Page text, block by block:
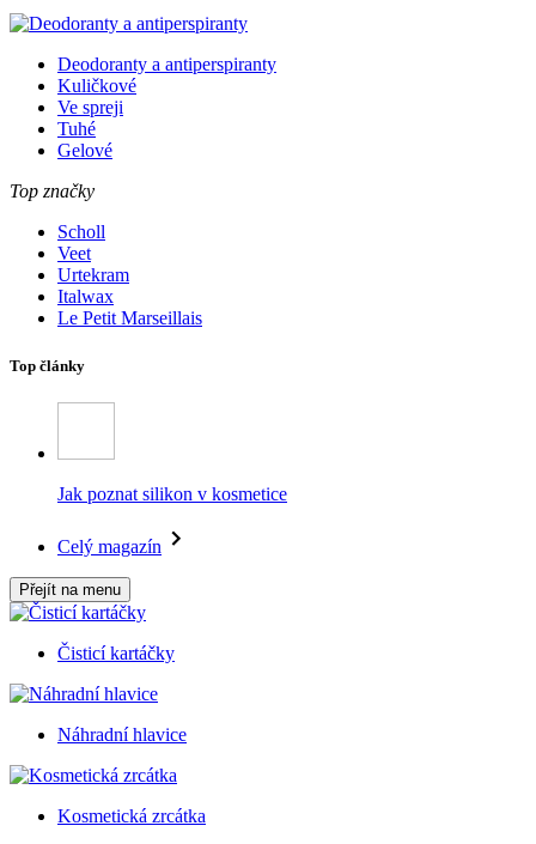
Deodoranty a antiperspiranty
Kuličkové
Ve spreji
Tuhé
Gelové
Top značky
Scholl
Veet
Urtekram
Italwax
Le Petit Marseillais
Top články
Jak poznat silikon v kosmetice
Celý magazín
Přejít na menu
Čisticí kartáčky
Náhradní hlavice
Kosmetická zrcátka